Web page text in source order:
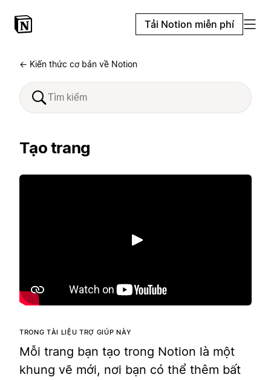
Tải Notion miễn phí
← Kiến thức cơ bản về Notion
Tạo trang
Phát
TRONG TÀI LIỆU TRỢ GIÚP NÀY
Mỗi trang bạn tạo trong Notion là một
khung vẽ mới, nơi bạn có thể thêm bất